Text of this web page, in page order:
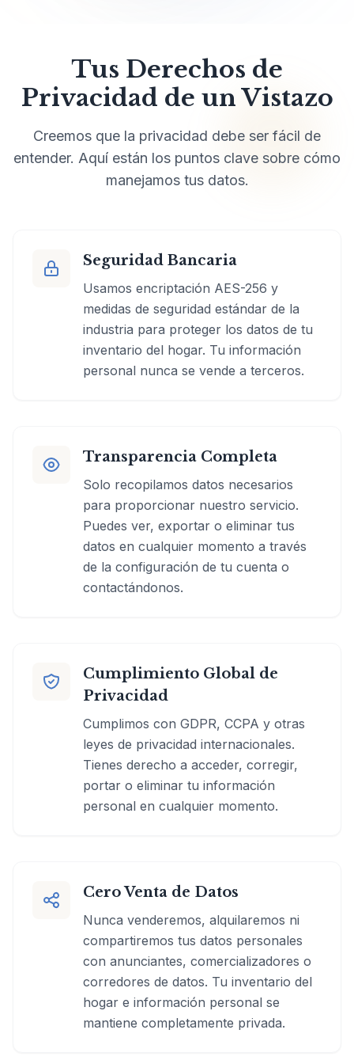
Tus Derechos de
Privacidad de un Vistazo
Creemos que la privacidad debe ser fácil de
entender. Aquí están los puntos clave sobre cómo
manejamos tus datos.
Seguridad Bancaria
Usamos encriptación AES-256 y
medidas de seguridad estándar de la
industria para proteger los datos de tu
inventario del hogar. Tu información
personal nunca se vende a terceros.
Transparencia Completa
Solo recopilamos datos necesarios
para proporcionar nuestro servicio.
Puedes ver, exportar o eliminar tus
datos en cualquier momento a través
de la configuración de tu cuenta o
contactándonos.
Cumplimiento Global de
Privacidad
Cumplimos con GDPR, CCPA y otras
leyes de privacidad internacionales.
Tienes derecho a acceder, corregir,
portar o eliminar tu información
personal en cualquier momento.
Cero Venta de Datos
Nunca venderemos, alquilaremos ni
compartiremos tus datos personales
con anunciantes, comercializadores o
corredores de datos. Tu inventario del
hogar e información personal se
mantiene completamente privada.